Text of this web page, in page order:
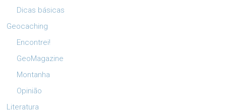
Dicas básicas
Geocaching
Encontrei!
GeoMagazine
Montanha
Opinião
Literatura